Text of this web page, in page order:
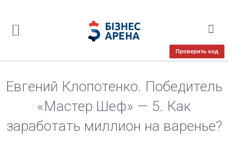
Проверить код
Евгений Клопотенко. Победитель
«Мастер Шеф» — 5. Как
заработать миллион на варенье?